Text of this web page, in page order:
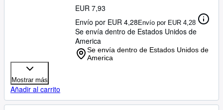
EUR 7,93
Envío por EUR 4,28Envío por EUR 4,28
Se envía dentro de Estados Unidos de
America
Se envía dentro de Estados Unidos de
America
Mostrar más
Añadir al carrito